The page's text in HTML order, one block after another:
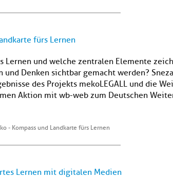
fürs Lernen
Lernen und welche zentralen Elemente
und Denken sichtbar gemacht werden?
des Projekts mekoLEGALL und die
Aktion mit wb-web zum Deutschen
- Kompass und Landkarte fürs Lernen
Lernen mit digitalen Medien